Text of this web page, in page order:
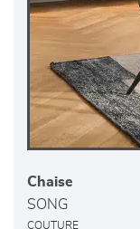
Chaise
SONG
COUTURE